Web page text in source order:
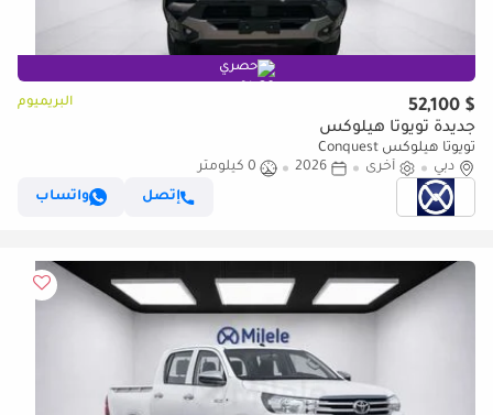
حصري
$ 52,100 البريميوم
جديدة تويوتا هيلوكس
تويوتا هيلوكس Conquest
دبي
أخرى 2026
0 كيلومتر
إتصل
واتساب